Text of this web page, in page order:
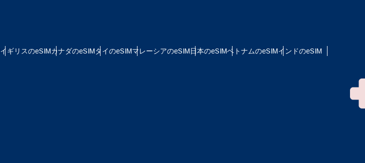
イギリスのeSIMカナダのeSIMタイのeSIMマレーシアのeSIM日本のeSIMベトナムのeSIMインドのeSIM